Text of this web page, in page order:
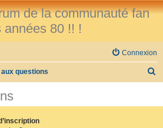
de la communauté fan
années 80 !! !
Connexion
aux questions